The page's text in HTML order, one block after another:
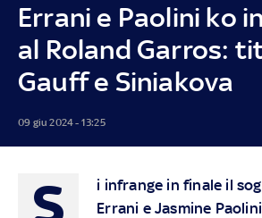
Errani e Paolini ko
al Roland Garros:
Gauff e Siniakova
09 giu 2024 - 13:25
S
i infrange in finale il
Errani e Jasmine